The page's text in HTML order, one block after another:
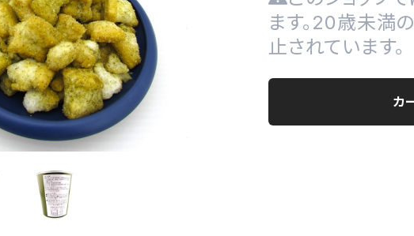
ます。20歳未満
止されています。
カ